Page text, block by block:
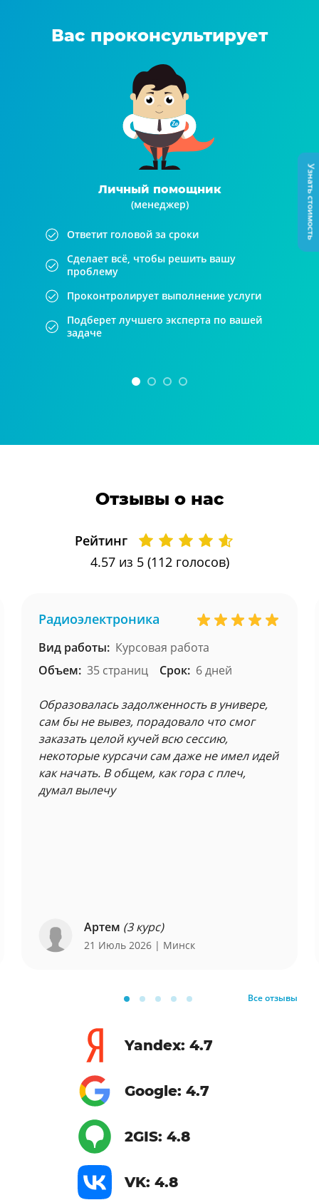
Вас проконсультирует
Личный помощник
(менеджер)
Ответит головой за сроки
Сделает всё, чтобы решить вашу
проблему
Проконтролирует выполнение услуги
Подберет лучшего эксперта по вашей
задаче
Отзывы о нас
Рейтинг
4.57из 5 (112 голосов)
Радиоэлектроника
Вид работы: Курсовая работа
Объем: 35 страниц Срок: 6 дней
Образовалась задолженность в универе,
сам бы не вывез, порадовало что смог
заказать целой кучей всю сессию,
некоторые курсачи сам даже не имел идей
как начать. В общем, как гора с плеч,
думал вылечу
Артем (3 курс)
21 Июль 2026 | Минск
Все отзывы
Yandex: 4.7
Google: 4.7
2GIS: 4.8
VK: 4.8
Узнать стоимость